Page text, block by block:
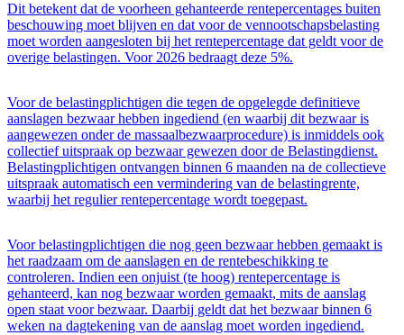
Dit betekent dat de voorheen gehanteerde rentepercentages buiten
beschouwing moet blijven en dat voor de vennootschapsbelasting
moet worden aangesloten bij het rentepercentage dat geldt voor de
overige belastingen. Voor 2026 bedraagt deze 5%.
Voor de belastingplichtigen die tegen de opgelegde definitieve
aanslagen bezwaar hebben ingediend (en waarbij dit bezwaar is
aangewezen onder de massaalbezwaarprocedure) is inmiddels ook
collectief uitspraak op bezwaar gewezen door de Belastingdienst.
Belastingplichtigen ontvangen binnen 6 maanden na de collectieve
uitspraak automatisch een vermindering van de belastingrente,
waarbij het regulier rentepercentage wordt toegepast.
Voor belastingplichtigen die nog geen bezwaar hebben gemaakt is
het raadzaam om de aanslagen en de rentebeschikking te
controleren. Indien een onjuist (te hoog) rentepercentage is
gehanteerd, kan nog bezwaar worden gemaakt, mits de aanslag
open staat voor bezwaar. Daarbij geldt dat het bezwaar binnen 6
weken na dagtekening van de aanslag moet worden ingediend.